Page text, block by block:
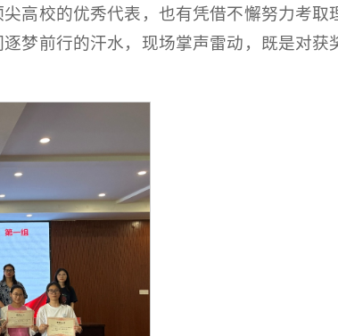
高校的优秀代表，也有凭借不懈努力考取
梦前行的汗水，现场掌声雷动，既是对获